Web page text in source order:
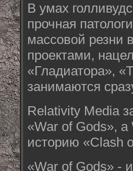
В умах
прочная
массовой резни
проектами,
«Гладиатора»,
занимаются
Relativity Media
«War of Gods», а
историю «Clash
«War of Gods» -